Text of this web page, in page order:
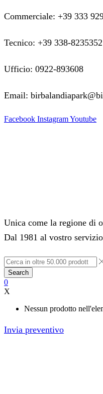
Commerciale: +39 333
Tecnico: +39 338-8235352
Ufficio: 0922-893608
Email:
Facebook InstagramYoutube
Unica come la regione di
Dal 1981 al vostro servizio
Search
0
X
Nessun prodotto
Invia preventivo